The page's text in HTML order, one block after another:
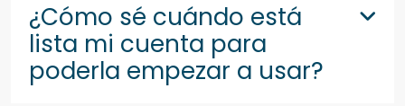
¿Cómo sé cuándo está
lista mi cuenta para
poderla empezar a usar?